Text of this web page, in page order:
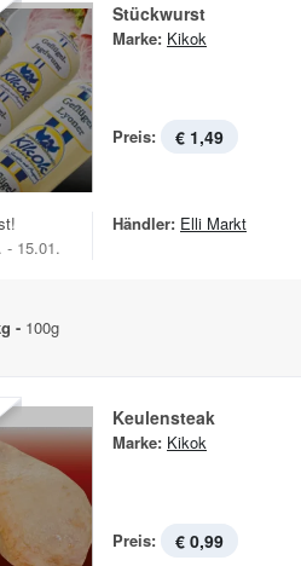
Stückwurst
Marke: Kikok
Preis: € 1,49
- 15.01.
Händler: Elli Markt
- 100g
Keulensteak
Marke: Kikok
Preis: € 0,99